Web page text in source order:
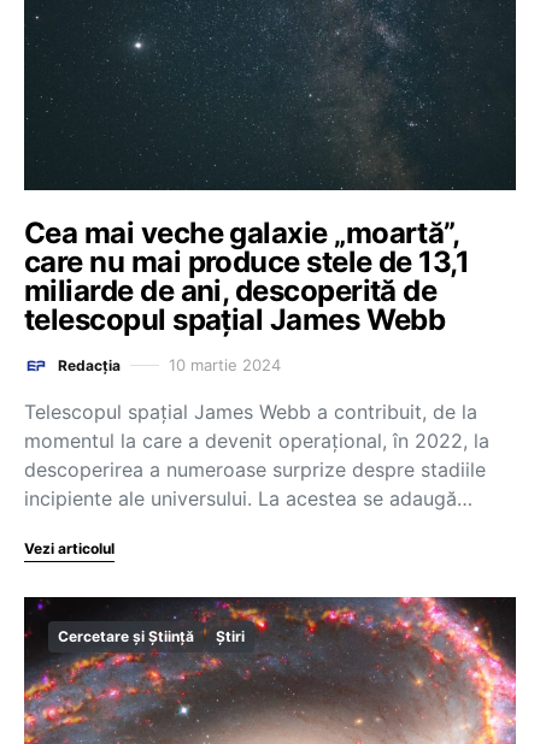
Cea mai veche galaxie „moartă”,
care nu mai produce stele de 13,1
miliarde de ani, descoperită de
telescopul spațial James Webb
Redacția 10 martie 2024
Telescopul spaţial James Webb a contribuit, de la
momentul la care a devenit operaţional, în 2022, la
descoperirea a numeroase surprize despre stadiile
incipiente ale universului. La acestea se adaugă…
Vezi articolul
Cercetare și Știință Știri